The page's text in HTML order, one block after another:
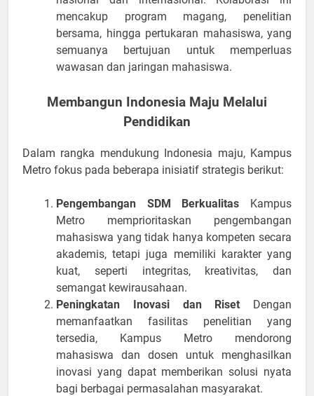
mencakup program magang, penelitian
bersama, hingga pertukaran mahasiswa, yang
semuanya bertujuan untuk memperluas
wawasan dan jaringan mahasiswa.
Membangun Indonesia Maju Melalui
Pendidikan
Dalam rangka mendukung Indonesia maju, Kampus
Metro fokus pada beberapa inisiatif strategis berikut:
Pengembangan SDM Berkualitas Kampus
Metro memprioritaskan pengembangan
mahasiswa yang tidak hanya kompeten secara
akademis, tetapi juga memiliki karakter yang
kuat, seperti integritas, kreativitas, dan
semangat kewirausahaan.
Peningkatan Inovasi dan Riset Dengan
memanfaatkan fasilitas penelitian yang
tersedia, Kampus Metro mendorong
mahasiswa dan dosen untuk menghasilkan
inovasi yang dapat memberikan solusi nyata
bagi berbagai permasalahan masyarakat.